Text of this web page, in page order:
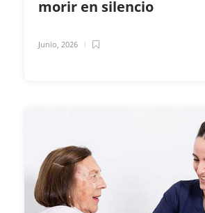
morir en silencio
Junio, 2026